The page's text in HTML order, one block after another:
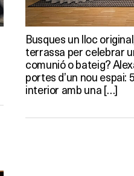
Busques un lloc
terrassa per celebrar
comunió o bateig?
portes d’un nou
interior amb una […]